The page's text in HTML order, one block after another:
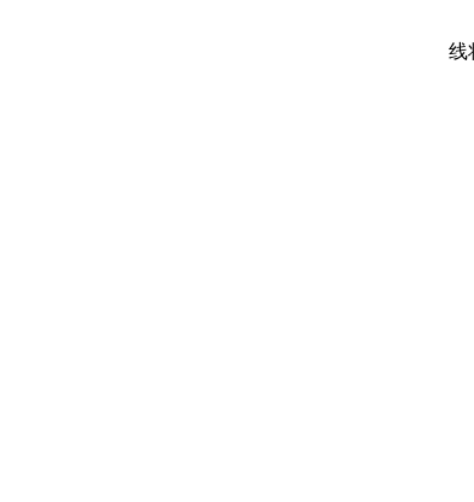
线